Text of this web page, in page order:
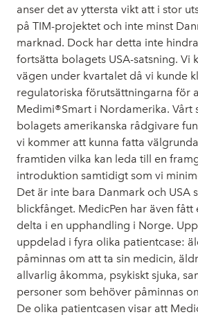
anser det av yttersta vikt att i stor
på TIM-projektet och inte minst
marknad. Dock har detta inte
fortsätta bolagets USA-satsning. Vi
vägen under kvartalet då vi kunde
regulatoriska förutsättningarna för
Medimi®Smart i Nordamerika. Vårt
bolagets amerikanska rådgivare
vi kommer att kunna fatta
framtiden vilka kan leda till en
introduktion samtidigt som vi
Det är inte bara Danmark och USA
blickfånget. MedicPen har även
delta i en upphandling i Norge.
uppdelad i fyra olika patientcase:
påminnas om att ta sin medicin,
allvarlig åkomma, psykiskt sjuka,
personer som behöver påminnas
De olika patientcasen visar att